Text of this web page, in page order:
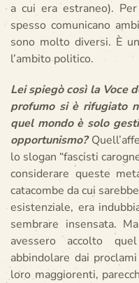
a cui era estraneo).
spesso comunicano
sono molto diversi. È
l’ambito politico.
Lei spiegò così la Voce
profumo si è rifugiato
quel mondo è solo
opportunismo?
lo slogan “fascisti
considerare queste
catacombe da cui
esistenziale, era
sembrare insensata.
avessero accolto
abbindolare dai
loro maggiorenti,